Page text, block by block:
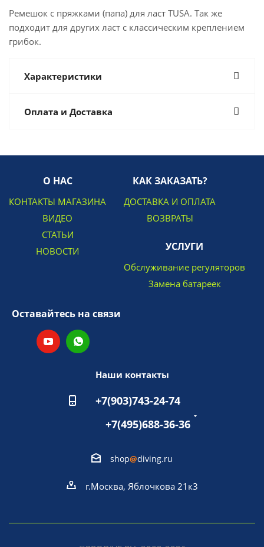
Ремешок с пряжками (папа) для ласт TUSA. Так же
подходит для других ласт с классическим креплением
грибок.
Характеристики
Оплата и Доставка
О НАС
КОНТАКТЫ МАГАЗИНА
ВИДЕО
СТАТЬИ
НОВОСТИ
КАК ЗАКАЗАТЬ?
ДОСТАВКА И ОПЛАТА
ВОЗВРАТЫ
УСЛУГИ
Обслуживание регуляторов
Замена батареек
Оставайтесь на связи
Наши контакты
+7(903)743-24-74
+7(495)688-36-36
shop@diving.ru
г.Москва, Яблочкова 21к3